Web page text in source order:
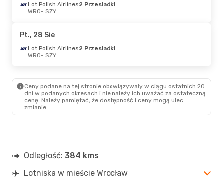
Lot Polish Airlines2 Przesiadki
WRO- SZY
Pt., 28 Sie
Lot Polish Airlines2 Przesiadki
WRO- SZY
Ceny podane na tej stronie obowiązywały w ciągu ostatnich 20
dni w podanych okresach i nie należy ich uważać za ostateczną
cenę. Należy pamiętać, że dostępność i ceny mogą ulec
zmianie.
Odległość: 384 kms
Lotniska w mieście Wrocław